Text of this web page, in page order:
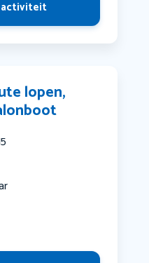
activiteit
lopen,